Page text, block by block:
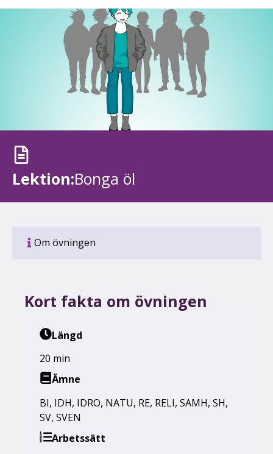
Lektion:Bonga öl
Om övningen
Kort fakta om övningen
Längd
20 min
Ämne
BI, IDH, IDRO, NATU, RE, RELI, SAMH, SH,
SV, SVEN
Arbetssätt